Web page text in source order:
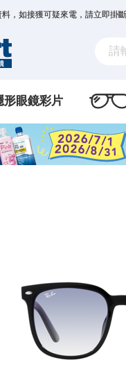
，如接獲可疑來電，請立即掛
形眼鏡彩片